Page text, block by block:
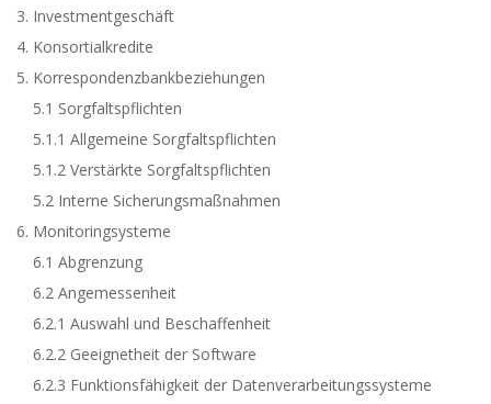
Investmentgeschäft
Konsortialkredite
Korrespondenzbankbeziehungen
5.1 Sorgfaltspflichten
5.1.1 Allgemeine Sorgfaltspflichten
5.1.2 Verstärkte Sorgfaltspflichten
5.2 Interne Sicherungsmaßnahmen
Monitoringsysteme
6.1 Abgrenzung
6.2 Angemessenheit
6.2.1 Auswahl und Beschaffenheit
6.2.2 Geeignetheit der Software
6.2.3 Funktionsfähigkeit der Datenverarbeitungssysteme